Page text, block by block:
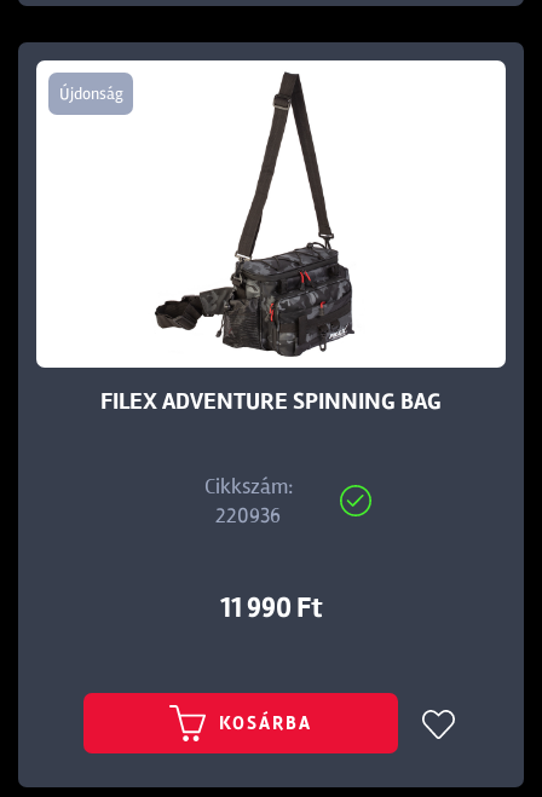
Újdonság
FILEX ADVENTURE SPINNING BAG
Cikkszám:
220936
11 990 Ft
KOSÁRBA